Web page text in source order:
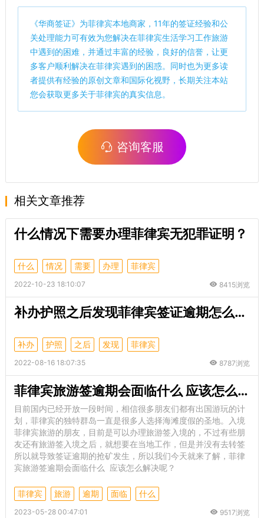
《华商签证》为菲律宾本地商家，11年的签证经验和公
关处理能力可有效为您解决在菲律宾生活学习工作旅游
中遇到的困难，并通过丰富的经验，良好的信誉，让更
多客户顺利解决在菲律宾遇到的困惑。同时也为更多读
者提供有经验的原创文章和国际化视野，长期关注本站
您会获取更多关于菲律宾的真实信息。
咨询客服
相关文章推荐
什么情况下需要办理菲律宾无犯罪证明？
什么 情况 需要 办理 菲律宾
2022-10-23 18:10:07 8415浏览
补办护照之后发现菲律宾签证逾期怎么办？
补办 护照 之后 发现 菲律宾
2022-08-16 18:07:35 8787浏览
菲律宾旅游签逾期会面临什么 应该怎么解决呢
目前国内已经开放一段时间，相信很多朋友们都有出国游玩的计
划，菲律宾的独特群岛一直是很多人选择海滩度假的圣地。入境
菲律宾旅游的朋友，目前是可以办理旅游签入境的，不过有些朋
友还有旅游签入境之后，就想要在当地工作，但是并没有去转签
所以就导致签证逾期的抢矿发生，所以我们今天就来了解，菲律
宾旅游签逾期会面临什么 应该怎么解决呢？
菲律宾 旅游 逾期 面临 什么
2023-05-28 00:47:01 9517浏览